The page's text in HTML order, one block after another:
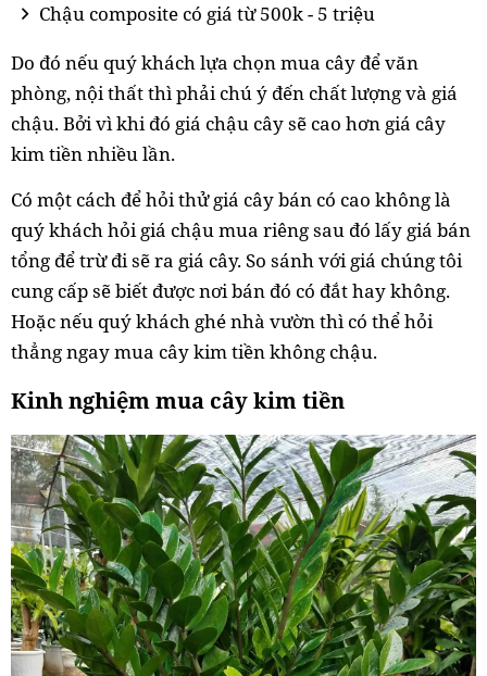
Chậu composite có giá từ 500k - 5 triệu
Do đó nếu quý khách lựa chọn mua cây để văn
phòng, nội thất thì phải chú ý đến chất lượng và giá
chậu. Bởi vì khi đó giá chậu cây sẽ cao hơn giá cây
kim tiền nhiều lần.
Có một cách để hỏi thử giá cây bán có cao không là
quý khách hỏi giá chậu mua riêng sau đó lấy giá bán
tổng để trừ đi sẽ ra giá cây. So sánh với giá chúng tôi
cung cấp sẽ biết được nơi bán đó có đắt hay không.
Hoặc nếu quý khách ghé nhà vườn thì có thể hỏi
thẳng ngay mua cây kim tiền không chậu.
Kinh nghiệm mua cây kim tiền